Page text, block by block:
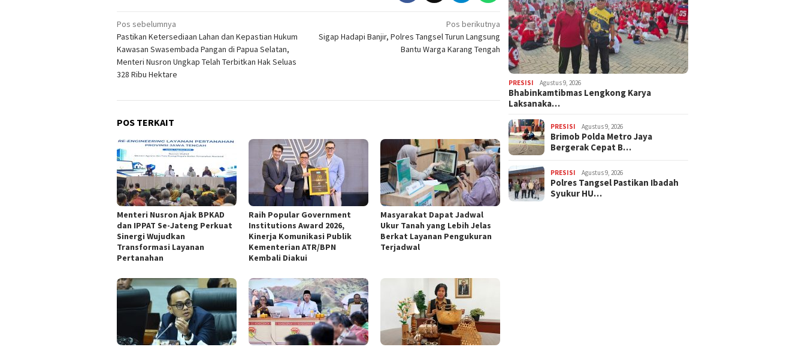
Navigasi
pos
Pos sebelumnya
Pastikan Ketersediaan Lahan dan Kepastian Hukum
Kawasan Swasembada Pangan di Papua Selatan,
Menteri Nusron Ungkap Telah Terbitkan Hak Seluas
328 Ribu Hektare
Pos berikutnya
Sigap Hadapi Banjir, Polres Tangsel Turun Langsung
Bantu Warga Karang Tengah
POS TERKAIT
Menteri Nusron Ajak BPKAD
dan IPPAT Se-Jateng Perkuat
Sinergi Wujudkan
Transformasi Layanan
Pertanahan
Raih Popular Government
Institutions Award 2026,
Kinerja Komunikasi Publik
Kementerian ATR/BPN
Kembali Diakui
‎Masyarakat Dapat Jadwal
Ukur Tanah yang Lebih Jelas
Berkat Layanan Pengukuran
Terjadwal
PRESISI Agustus 9, 2026
Bhabinkamtibmas Lengkong Karya
Laksanaka…
PRESISI Agustus 9, 2026
Brimob Polda Metro Jaya
Bergerak Cepat B…
PRESISI Agustus 9, 2026
Polres Tangsel Pastikan Ibadah
Syukur HU…